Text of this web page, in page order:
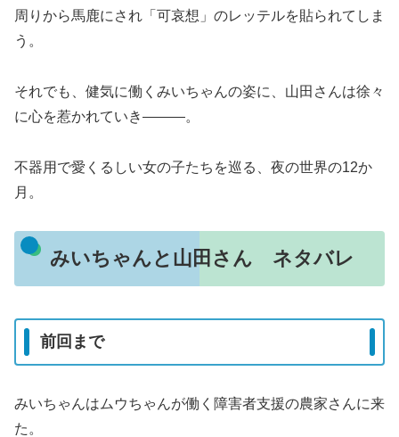
周りから馬鹿にされ「可哀想」のレッテルを貼られてしま
う。
それでも、健気に働くみいちゃんの姿に、山田さんは徐々
に心を惹かれていき―――。
不器用で愛くるしい女の子たちを巡る、夜の世界の12か
月。
みいちゃんと山田さん ネタバレ
前回まで
みいちゃんはムウちゃんが働く障害者支援の農家さんに来
た。